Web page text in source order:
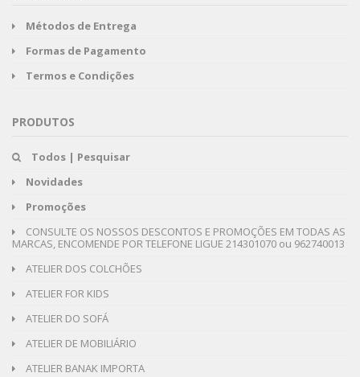
Métodos de Entrega
Formas de Pagamento
Termos e Condições
PRODUTOS
Todos | Pesquisar
Novidades
Promoções
CONSULTE OS NOSSOS DESCONTOS E PROMOÇÕES EM TODAS AS
MARCAS, ENCOMENDE POR TELEFONE LIGUE 214301070 ou 962740013
ATELIER DOS COLCHÕES
ATELIER FOR KIDS
ATELIER DO SOFÁ
ATELIER DE MOBILIÁRIO
ATELIER BANAK IMPORTA